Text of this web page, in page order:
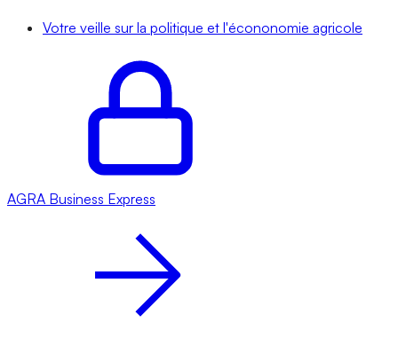
Votre veille sur la politique et l'écononomie agricole
AGRA Business Express